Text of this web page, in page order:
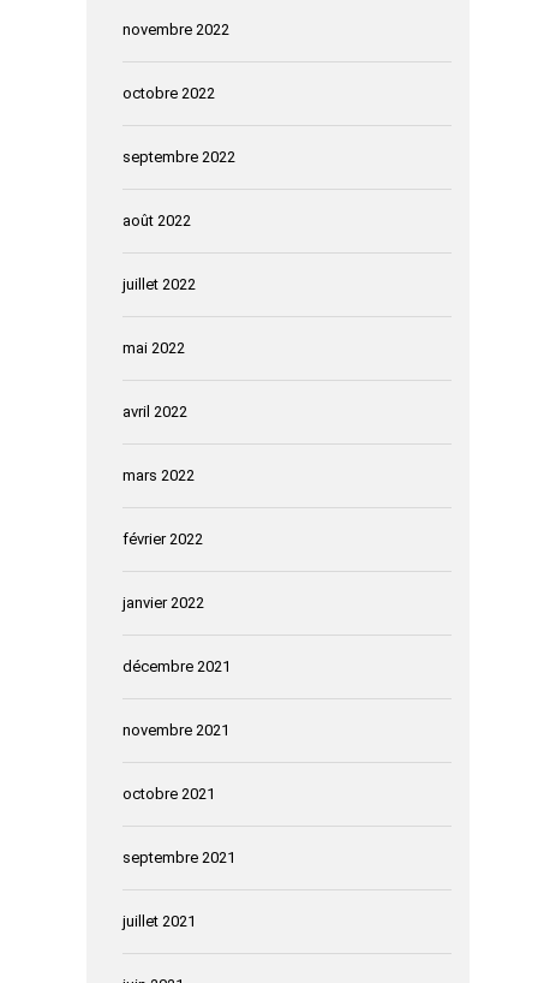
novembre 2022
octobre 2022
septembre 2022
août 2022
juillet 2022
mai 2022
avril 2022
mars 2022
février 2022
janvier 2022
décembre 2021
novembre 2021
octobre 2021
septembre 2021
juillet 2021